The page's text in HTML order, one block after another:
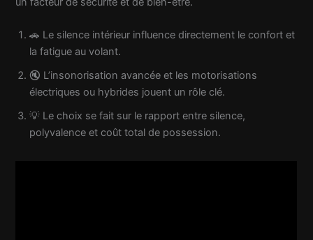
🚗 Le silence intérieur influence directement le confort et
la fatigue au volant.
🔇 L’insonorisation avancée et les motorisations
électriques ou hybrides jouent un rôle clé.
💡 Le choix se fait sur le rapport entre silence,
polyvalence et coût total de possession.